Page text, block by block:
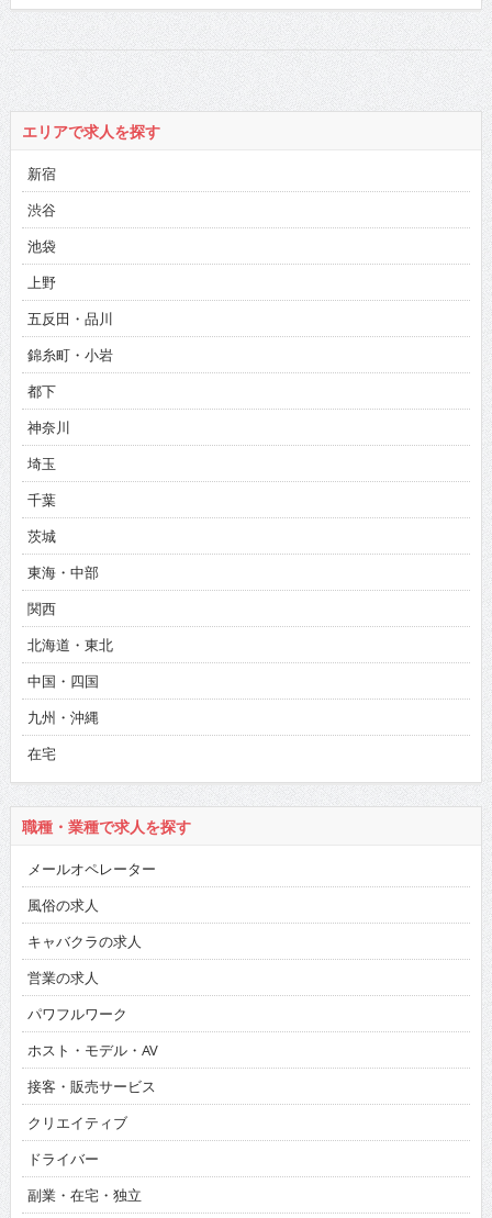
エリアで求人を探す
新宿
渋谷
池袋
上野
五反田・品川
錦糸町・小岩
都下
神奈川
埼玉
千葉
茨城
東海・中部
関西
北海道・東北
中国・四国
九州・沖縄
在宅
職種・業種で求人を探す
メールオペレーター
風俗の求人
キャバクラの求人
営業の求人
パワフルワーク
ホスト・モデル・AV
接客・販売サービス
クリエイティブ
ドライバー
副業・在宅・独立